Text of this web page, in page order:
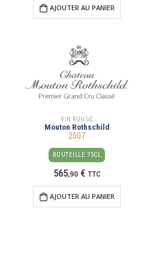
AJOUTER AU PANIER
VIN ROUGE
Mouton Rothschild
2007
BOUTEILLE 75CL
565,90 € TTC
AJOUTER AU PANIER